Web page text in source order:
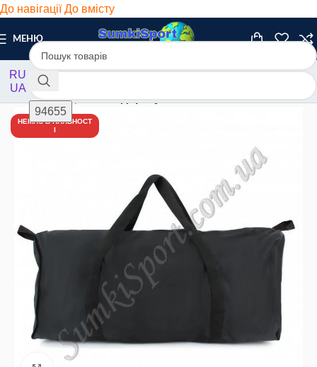
До навігаціїДо вмісту
МЕНЮ
RU
UA
Головна/ Дорожні/ В дорогу
НЕМАЄ В НАЯВНОСТ
І